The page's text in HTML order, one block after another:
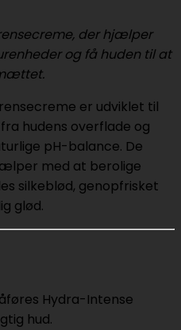
der hjælper
og få huden til at
er udviklet til
hudens overflade og
pH-balance. De
med at berolige
silkeblød, genopfrisket
glød.
Hydra-Intense
hud.